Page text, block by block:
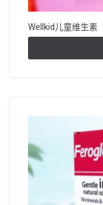
Wellkid儿童维生素